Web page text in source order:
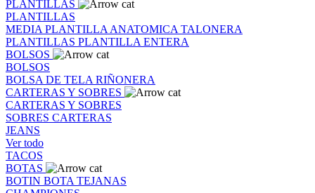
PLANTILLAS
PLANTILLAS
MEDIA PLANTILLA ANATOMICA TALONERA
PLANTILLAS PLANTILLA ENTERA
BOLSOS
BOLSOS
BOLSA DE TELA RIÑONERA
CARTERAS Y SOBRES
CARTERAS Y SOBRES
SOBRES CARTERAS
JEANS
Ver todo
TACOS
BOTAS
BOTIN BOTA TEJANAS